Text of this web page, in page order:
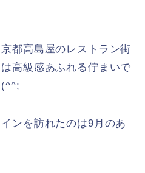
都高島屋のレストラン街
高級感あふれる佇まいで
ンを訪れたのは9月のあ